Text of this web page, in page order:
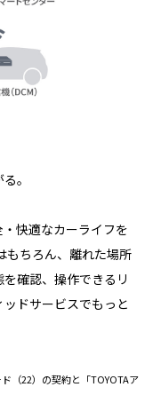
。
快適なカーライフを
ちろん、離れた場所
確認、操作できるリ
ドサービスでもっと
（22）の契約と「TOYOTAア